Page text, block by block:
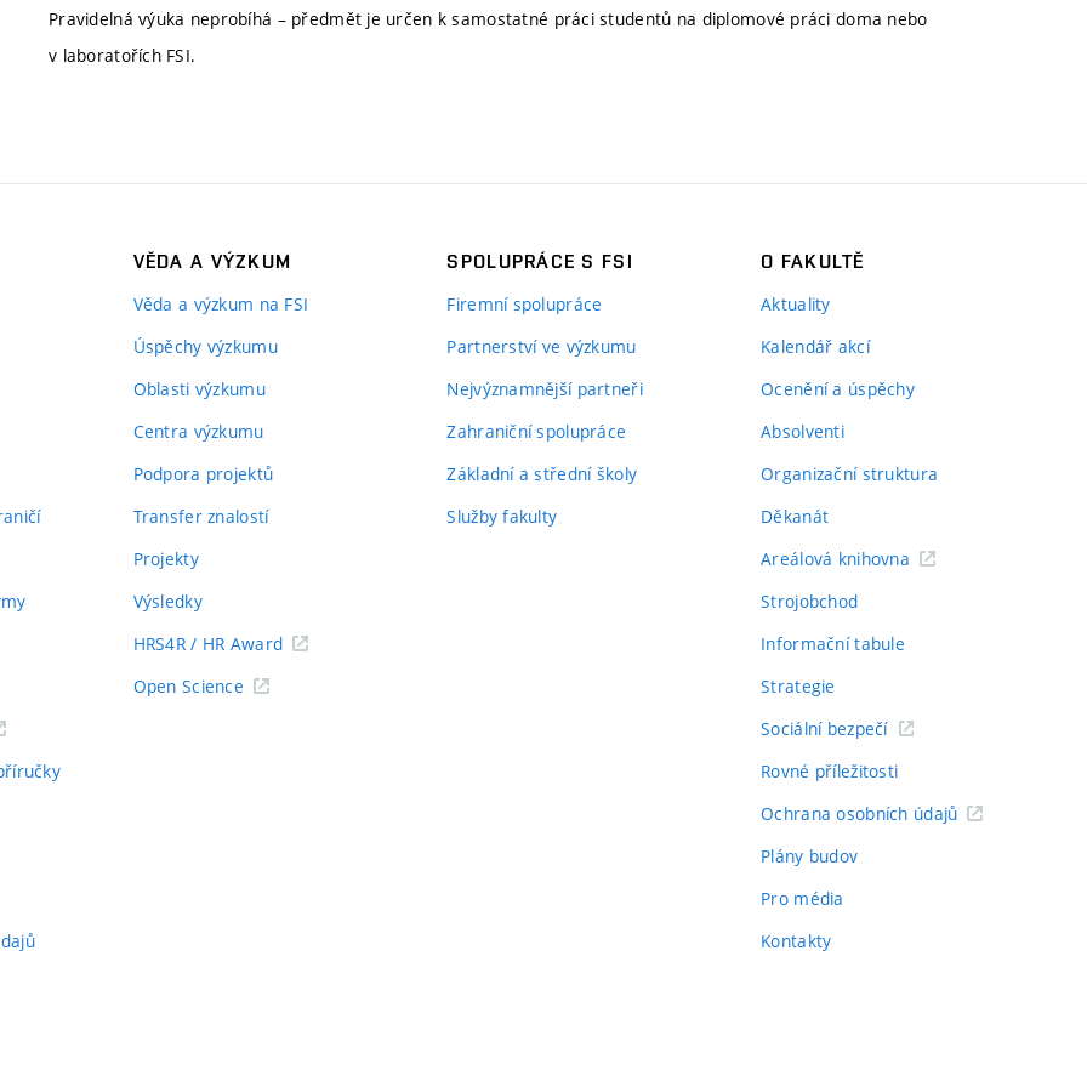
Pravidelná výuka neprobíhá – předmět je určen k samostatné práci studentů na diplomové práci doma nebo
v laboratořích FSI.
VĚDA A VÝZKUM
Věda a výzkum na FSI
Úspěchy výzkumu
Oblasti výzkumu
Centra výzkumu
Podpora projektů
Transfer znalostí
Projekty
Výsledky
HRS4R / HR Award
Open Science
SPOLUPRÁCE S FSI
Firemní spolupráce
Partnerství ve výzkumu
Nejvýznamnější partneři
Zahraniční spolupráce
Základní a střední školy
Služby fakulty
O FAKULTĚ
Aktuality
Kalendář akcí
Ocenění a úspěchy
Absolventi
Organizační struktura
Děkanát
Areálová knihovna
Strojobchod
Informační tabule
Strategie
Sociální bezpečí
Rovné příležitosti
Ochrana osobních údajů
Plány budov
Pro média
Kontakty